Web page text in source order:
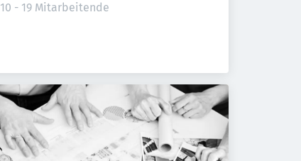
10 - 19 Mitarbeitende